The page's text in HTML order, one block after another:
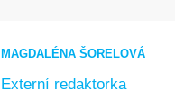
MAGDALÉNA ŠORELOVÁ
Externí redaktorka